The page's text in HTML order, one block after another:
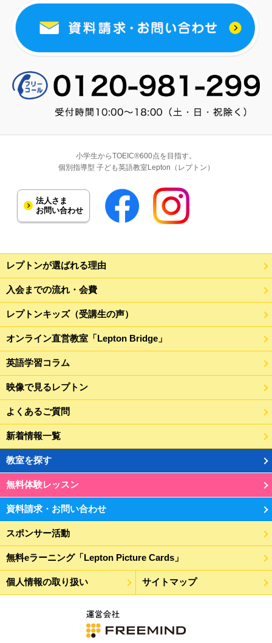
小学生からTOEIC®600点を目指す。
個別指導型 子ども英語教室Lepton（レプトン）
法人さま
お問い合わせ
レプトンが選ばれる理由
入会までの流れ・会費
レプトンキッズ（受講生の声）
オンライン直営教室「Lepton Bridge」
英語学習コラム
映像で見るレプトン
よくあるご質問
新着情報一覧
教室を探す
無料体験レッスン
資料請求・お問い合わせ
スポンサー活動
無料eラーニング「Lepton Picture Cards」
個人情報の取り扱い サイトマップ